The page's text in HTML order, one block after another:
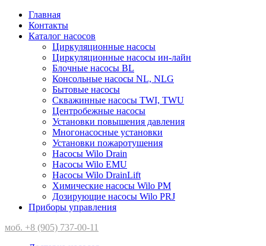
Главная
Контакты
Каталог насосов
Циркуляционные насосы
Циркуляционные насосы ин-лайн
Блочные насосы BL
Консольные насосы NL, NLG
Бытовые насосы
Скважинные насосы TWI, TWU
Центробежные насосы
Установки повышения давления
Многонасосные установки
Установки пожаротушения
Насосы Wilo Drain
Насосы Wilo EMU
Насосы Wilo DrainLift
Химические насосы Wilo PM
Дозирующие насосы Wilo PRJ
Приборы управления
моб. +8 (905) 737-00-11